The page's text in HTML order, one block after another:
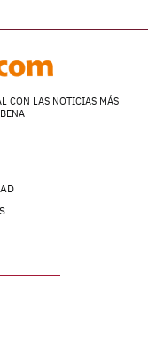
CON LAS NOTICIAS MÁS